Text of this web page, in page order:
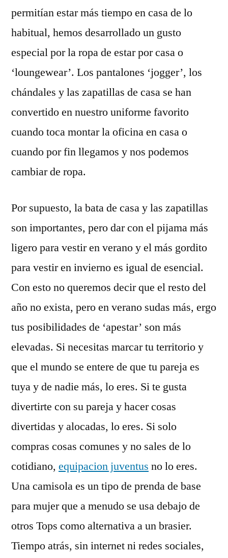
permitían estar más tiempo en casa de lo
habitual, hemos desarrollado un gusto
especial por la ropa de estar por casa o
‘loungewear’. Los pantalones ‘jogger’, los
chándales y las zapatillas de casa se han
convertido en nuestro uniforme favorito
cuando toca montar la oficina en casa o
cuando por fin llegamos y nos podemos
cambiar de ropa.
Por supuesto, la bata de casa y las zapatillas
son importantes, pero dar con el pijama más
ligero para vestir en verano y el más gordito
para vestir en invierno es igual de esencial.
Con esto no queremos decir que el resto del
año no exista, pero en verano sudas más, ergo
tus posibilidades de ‘apestar’ son más
elevadas. Si necesitas marcar tu territorio y
que el mundo se entere de que tu pareja es
tuya y de nadie más, lo eres. Si te gusta
divertirte con su pareja y hacer cosas
divertidas y alocadas, lo eres. Si solo
compras cosas comunes y no sales de lo
cotidiano, equipacion juventus no lo eres.
Una camisola es un tipo de prenda de base
para mujer que a menudo se usa debajo de
otros Tops como alternativa a un brasier.
Tiempo atrás, sin internet ni redes sociales,